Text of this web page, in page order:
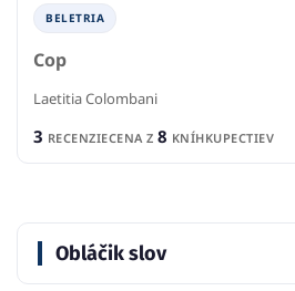
BELETRIA
Cop
Laetitia Colombani
3 RECENZIECENA Z 8 KNÍHKUPECTIEV
Obláčik slov